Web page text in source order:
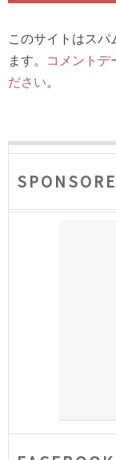
このサイトはスパ
ます。 コメントデ
ださい。